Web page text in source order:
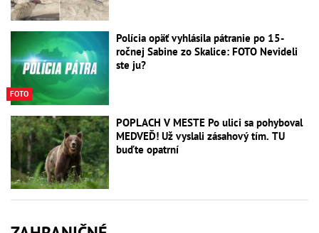
FOTO
Polícia opäť vyhlásila pátranie po 15-
ročnej Sabine zo Skalice: FOTO Nevideli
ste ju?
POPLACH V MESTE Po ulici sa pohyboval
MEDVEĎ! Už vyslali zásahový tím. TU
buďte opatrní